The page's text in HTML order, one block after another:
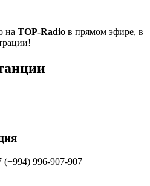
на TOP-Radio в прямом эфире, в
(+994) 996-907-907